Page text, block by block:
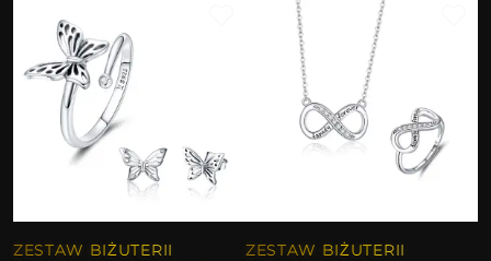
ZESTAW BIŻUTERII
ZESTAW BIŻUTERII